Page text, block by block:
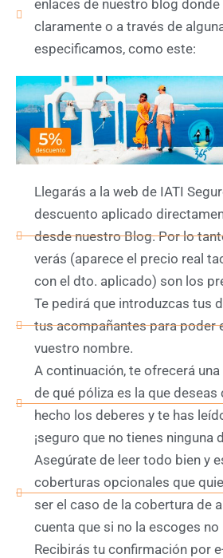
enlaces de nuestro blog
claramente o a través de
especificamos, como este:
Llegarás a la web de IATI
descuento aplicado
desde nuestro Blog. Por lo
verás (aparece el precio real
con el dto. aplicado) son los
Te pedirá que introduzcas tus
tus acompañantes para poder
vuestro nombre.
A continuación, te ofrecerá
de qué póliza es la que deseas
hecho los deberes y te has
¡seguro que no tienes ninguna
Asegúrate de leer todo bien y
coberturas opcionales que
ser el caso de la cobertura de
cuenta que si no la escoges
Recibirás tu confirmación por